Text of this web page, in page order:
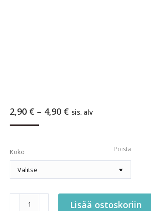
2,90 € – 4,90 €Hintaluokka:
sis. alv
Koko Poista
Lisää ostoskoriin